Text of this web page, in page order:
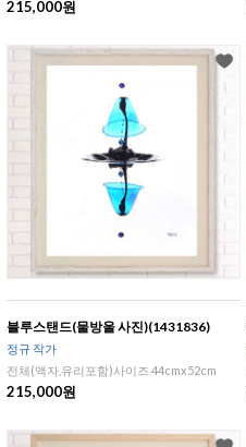
215,000원
블루스탠드(물방울 사진)(1431836)
정규 작가
전체(액자,유리포함)사이즈 44cmx52cm
215,000원